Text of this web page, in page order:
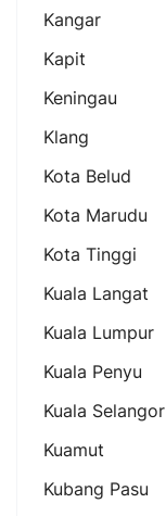
Kangar
Kapit
Keningau
Klang
Kota Belud
Kota Marudu
Kota Tinggi
Kuala Langat
Kuala Lumpur
Kuala Penyu
Kuala Selangor
Kuamut
Kubang Pasu